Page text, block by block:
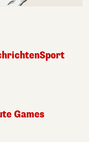
Sport
Games